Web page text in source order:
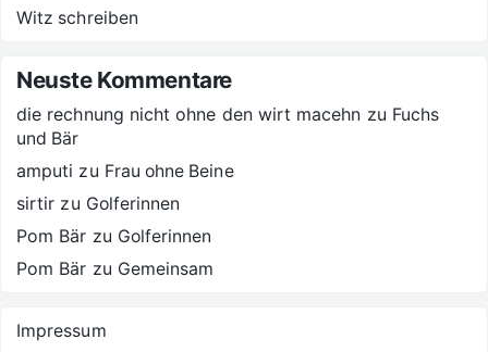
Witz schreiben
Neuste Kommentare
die rechnung nicht ohne den wirt macehn zu Fuchs
und Bär
amputi zu Frau ohne Beine
sirtir zu Golferinnen
Pom Bär zu Golferinnen
Pom Bär zu Gemeinsam
Impressum